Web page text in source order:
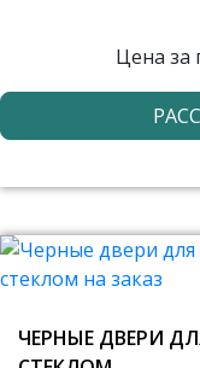
Цена за
ЧЕРНЫЕ ДВЕРИ